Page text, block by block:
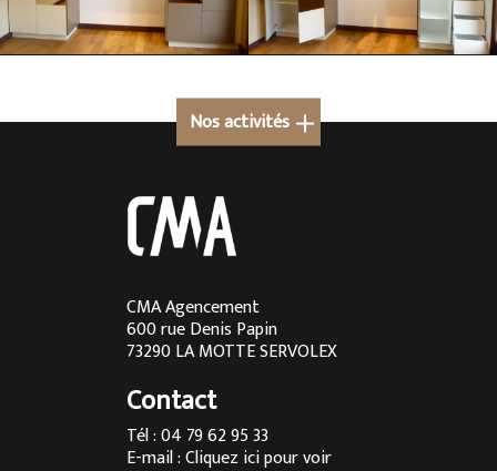
Nos activités
Cuisine sur mesure en Rhône-Alpes
Cuisine sur mesure à Lyon
Cuisine sur mesure à Aix-les-Bains
Cuisine sur mesure à Chambéry
Menuisier à Chambéry
Agencement d’intérieur à Annecy
CMA Agencement
600 rue Denis Papin
73290 LA MOTTE SERVOLEX
Contact
Tél : 04 79 62 95 33
E-mail :Cliquez ici pour voir